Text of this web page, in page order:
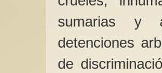
sumarias y
detenciones
de